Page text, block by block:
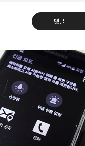
댓글
레이니아
다방면의 깊은 관심과 얕은
비주류이자 진화하는 영원
구독하기